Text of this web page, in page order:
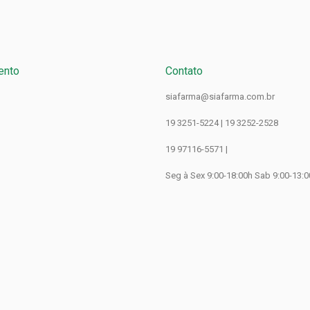
Contato
siafarma@siafarma.com.br
19 3251-5224 | 19 3252-2528
19 97116-5571 |
Seg à Sex 9:00-18:00h Sab 9:00-